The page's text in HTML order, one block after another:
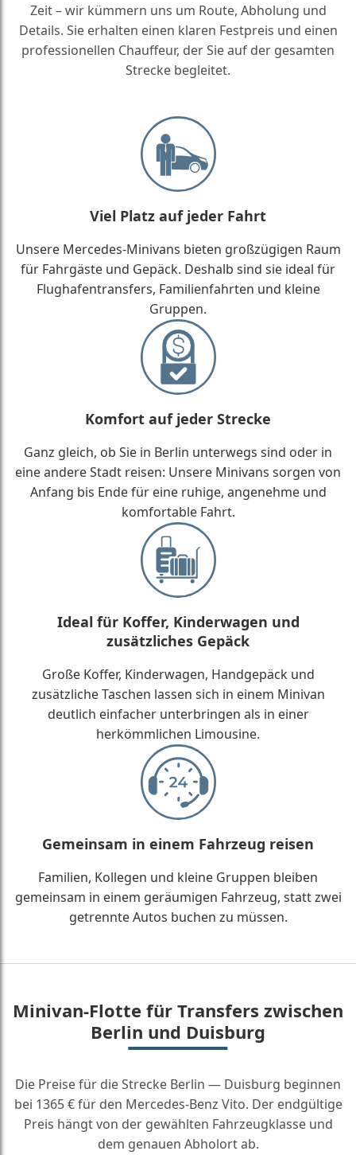
Zeit – wir kümmern uns um Route, Abholung und
Details. Sie erhalten einen klaren Festpreis und einen
professionellen Chauffeur, der Sie auf der gesamten
Strecke begleitet.
Viel Platz auf jeder Fahrt
Unsere Mercedes-Minivans bieten großzügigen Raum
für Fahrgäste und Gepäck. Deshalb sind sie ideal für
Flughafentransfers, Familienfahrten und kleine
Gruppen.
Komfort auf jeder Strecke
Ganz gleich, ob Sie in Berlin unterwegs sind oder in
eine andere Stadt reisen: Unsere Minivans sorgen von
Anfang bis Ende für eine ruhige, angenehme und
komfortable Fahrt.
Ideal für Koffer, Kinderwagen und
zusätzliches Gepäck
Große Koffer, Kinderwagen, Handgepäck und
zusätzliche Taschen lassen sich in einem Minivan
deutlich einfacher unterbringen als in einer
herkömmlichen Limousine.
Gemeinsam in einem Fahrzeug reisen
Familien, Kollegen und kleine Gruppen bleiben
gemeinsam in einem geräumigen Fahrzeug, statt zwei
getrennte Autos buchen zu müssen.
Minivan-Flotte für Transfers zwischen
Berlin und Duisburg
Die Preise für die Strecke Berlin — Duisburg beginnen
bei 1365 € für den Mercedes-Benz Vito. Der endgültige
Preis hängt von der gewählten Fahrzeugklasse und
dem genauen Abholort ab.